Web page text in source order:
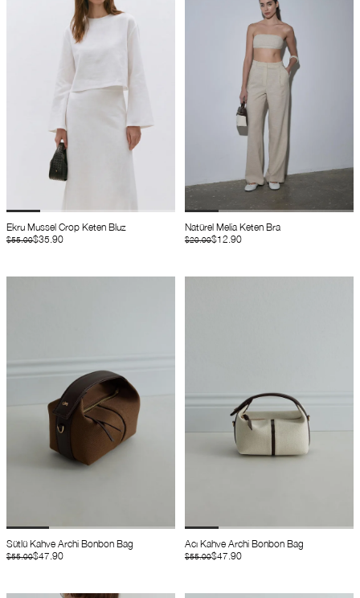
Ekru Mussel Crop Keten Bluz
$35.90
$55.00
Natürel Melia Keten Bra
$12.90
$20.00
Sütlü Kahve Archi Bonbon Bag
$47.90
$55.00
Acı Kahve Archi Bonbon Bag
$47.90
$55.00